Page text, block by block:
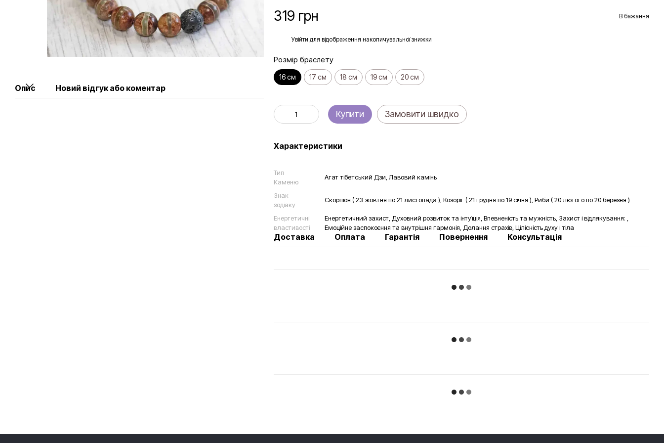
Опис Новий відгук або коментар
319 грн В бажання
Увійти для відображення накопичувальної знижки
Розмір браслету
16 см 17 см 18 см 19 см 20 см
Купити Замовити швидко
Характеристики
Тип
Каменю
Агат тібетський Дзи, Лавовий камінь
Знак
зодіаку
Скорпіон ( 23 жовтня по 21 листопада ), Козоріг ( 21 грудня по 19 січня ), Риби ( 20 лютого по 20 березня )
Енергетичні
властивості
Енергетичний захист, Духовний розвиток та інтуїція, Впевненість та мужність, Захист і відлякування: ,
Емоційне заспокоєння та внутрішня гармонія, Долання страхів, Цілісність духу і тіла
Доставка Оплата Гарантія Повернення Консультація